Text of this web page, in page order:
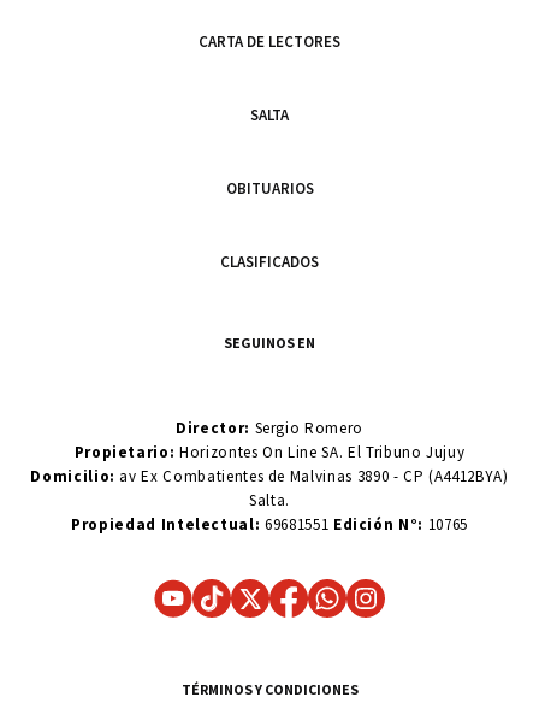
CARTA DE LECTORES
SALTA
OBITUARIOS
CLASIFICADOS
SEGUINOS EN
Director: Sergio Romero
Propietario:Horizontes On Line SA. El Tribuno Jujuy
Domicilio: av Ex Combatientes de Malvinas 3890 - CP (A4412BYA)
Salta.
Propiedad Intelectual: 69681551 Edición N°: 10765
TÉRMINOS Y CONDICIONES